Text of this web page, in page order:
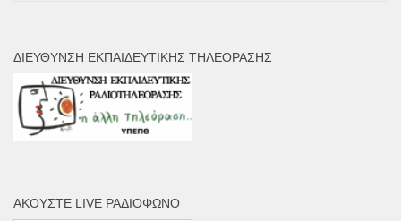
ΔΙΕΎΘΥΝΣΗ ΕΚΠΑΙΔΕΥΤΙΚΉΣ ΤΗΛΕΌΡΑΣΗΣ
ΑΚΟΎΣΤΕ LIVE ΡΑΔΙΌΦΩΝΟ